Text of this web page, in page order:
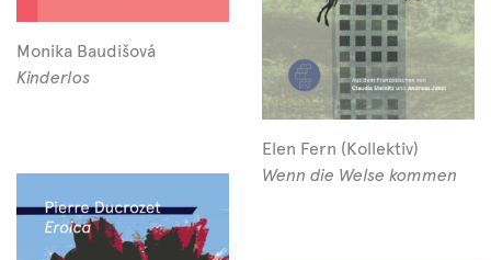
Monika Baudišová
Kinderlos
Elen Fern (Kollektiv)
Wenn die Welse kommen